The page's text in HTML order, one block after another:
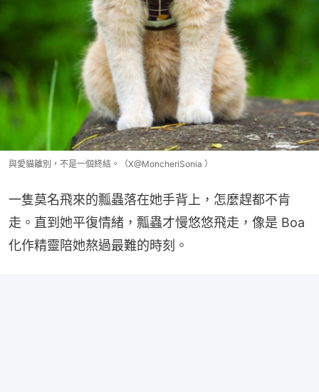
與愛貓離別，不是一個終結。（X@MoncheriSonia ）
一隻莫名飛來的瓢蟲落在她手背上，怎麼趕都不肯
走。直到她平復情緒，瓢蟲才慢悠悠飛走，像是 Boa
化作精靈陪她熬過最難的時刻。